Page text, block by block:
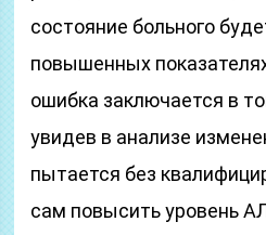
состояние больного
повышенных
ошибка заключается в
увидев в анализе
пытается без
сам повысить уровень